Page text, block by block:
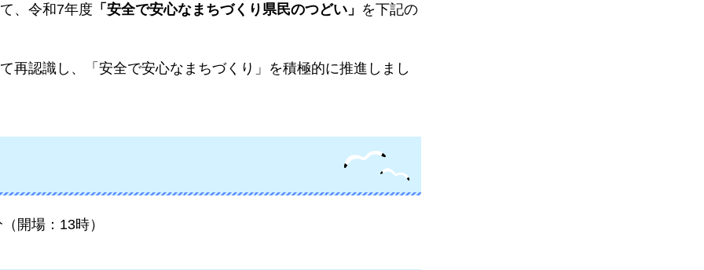
、令和7年度 「安全で安心なまちづくり県民のつどい」 を下記の
再認識し、「安全で安心なまちづくり」を積極的に推進しまし
開場：13時）